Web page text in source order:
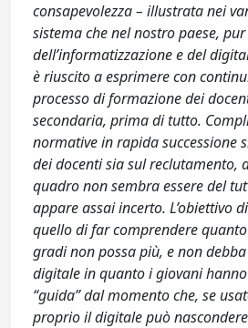
consapevolezza – illustrata nei
sistema che nel nostro paese,
dell’informatizzazione e del
è riuscito a esprimere con
processo di formazione dei
secondaria, prima di tutto.
normative in rapida successione
dei docenti sia sul reclutamento,
quadro non sembra essere del
appare assai incerto. L’obiettivo
quello di far comprendere
gradi non possa più, e non
digitale in quanto i giovani
“guida” dal momento che, se
proprio il digitale può